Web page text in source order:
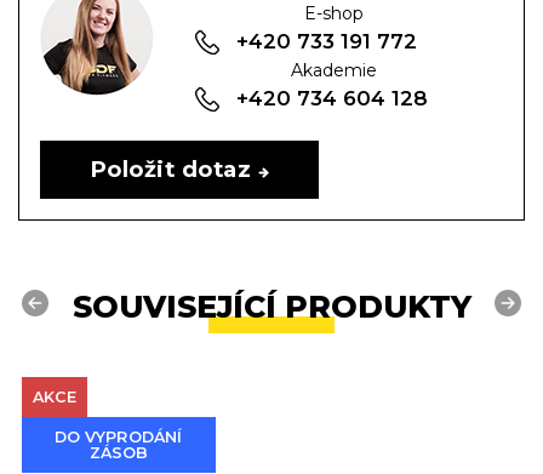
E-shop
+420 733 191 772
Akademie
+420 734 604 128
Položit dotaz
SOUVISEJÍCÍ PRODUKTY
Previous
AKCE
DO VYPRODÁNÍ
ZÁSOB
Next